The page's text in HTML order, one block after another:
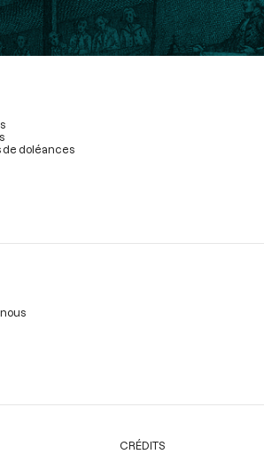
de doléances
CRÉDITS